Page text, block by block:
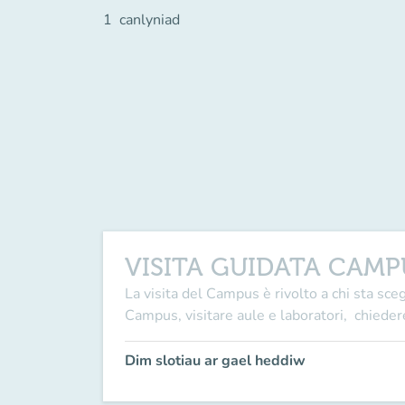
1 canlyniad
VISITA GUIDATA
La visita del Campus è rivolto a chi sta
Campus, visitare aule e laboratori,
Dim slotiau ar gael heddiw